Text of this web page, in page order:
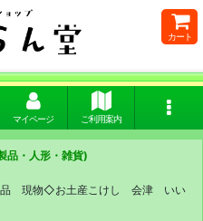
カート
マイページ ご利用案内
品・人形・雑貨)
品 現物◇お土産こけし 会津 いい